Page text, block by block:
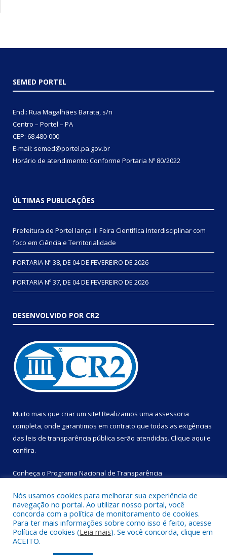
SEMED PORTEL
End.: Rua Magalhães Barata, s/n
Centro – Portel – PA
CEP: 68.480-000
E-mail: semed@portel.pa.gov.br
Horário de atendimento: Conforme Portaria Nº 80/2022
ÚLTIMAS PUBLICAÇÕES
Prefeitura de Portel lança III Feira Científica Interdisciplinar com
foco em Ciência e Territorialidade
PORTARIA Nº 38, DE 04 DE FEVEREIRO DE 2026
PORTARIA Nº 37, DE 04 DE FEVEREIRO DE 2026
DESENVOLVIDO POR CR2
Muito mais que criar um site! Realizamos uma assessoria
completa, onde garantimos em contrato que todas as exigências
das leis de transparência pública serão atendidas. Clique aqui e
confira.
Conheça o Programa Nacional de Transparência
Copyright © 2024SEMED – Secretaria de Municipal de Educação
de Portel. Todos os direitos reservados
Nós usamos cookies para melhorar sua experiência de
navegação no portal. Ao utilizar nosso portal, você
concorda com a política de monitoramento de cookies.
Para ter mais informações sobre como isso é feito, acesse
Política de cookies (Leia mais). Se você concorda, clique em
ACEITO.